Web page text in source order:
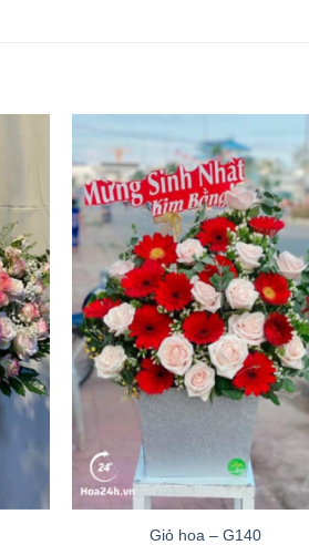
Giỏ hoa – G140